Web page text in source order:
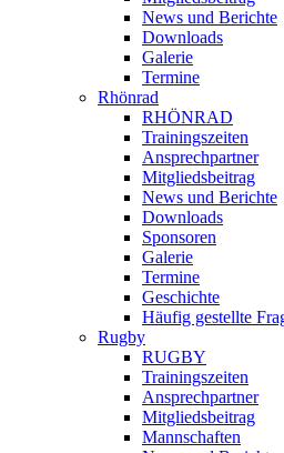
News und Berichte
Downloads
Galerie
Termine
Rhönrad
RHÖNRAD
Trainingszeiten
Ansprechpartner
Mitgliedsbeitrag
News und Berichte
Downloads
Sponsoren
Galerie
Termine
Geschichte
Häufig gestellte
Rugby
RUGBY
Trainingszeiten
Ansprechpartner
Mitgliedsbeitrag
Mannschaften